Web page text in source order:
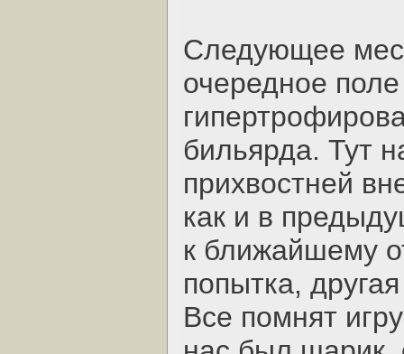
Следующее
очередное
бильярда. Тут
прихвостней
как и в
к ближайшему
попытка,
Все помнят